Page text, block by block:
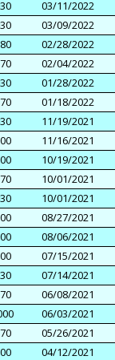
03/11/2022
03/09/2022
02/28/2022
02/04/2022
01/28/2022
01/18/2022
11/19/2021
11/16/2021
10/19/2021
10/01/2021
10/01/2021
08/27/2021
08/06/2021
07/15/2021
07/14/2021
06/08/2021
06/03/2021
05/26/2021
04/12/2021